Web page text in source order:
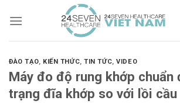
ĐÀO TẠO, KIẾN THỨC,TIN TỨC,VIDEO
Máy đo độ rung khớp chuẩn
trạng đĩa khớp so với lồi